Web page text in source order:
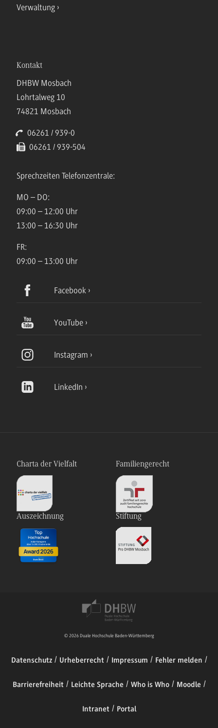
Verwaltung
Kontakt
DHBW Mosbach
Lohrtalweg 10
74821 Mosbach
06261 / 939-0
06261 / 939-504
Sprechzeiten Telefonzentrale:
MO – DO:
09:00 – 12:00 Uhr
13:00 – 16:30 Uhr
FR:
09:00 – 13:00 Uhr
Facebook
YouTube
Instagram
LinkedIn
Charta der Vielfalt Familiengerecht
Auszeichnung Stiftung
© 2026 Duale Hochschule Baden-Württemberg
Datenschutz Urheberrecht Impressum Fehler melden
Barrierefreiheit Leichte Sprache Who is Who Moodle
Intranet Portal